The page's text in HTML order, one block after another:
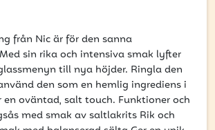
från Nic är för den sanna
sin rika och intensiva smak lyfter
till nya höjder. Ringla den
den som en hemlig ingrediens i
oväntad, salt touch. Funktioner och
med smak av saltlakrits Rik och